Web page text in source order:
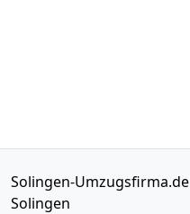
Solingen-Umzugsfirma.de
Solingen